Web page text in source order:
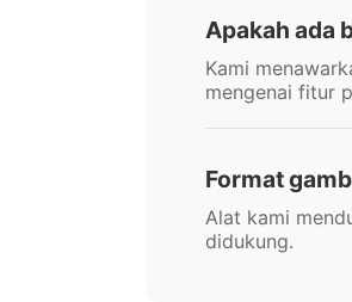
Apakah ada
Kami
mengenai fitur
Format
Alat kami
didukung.